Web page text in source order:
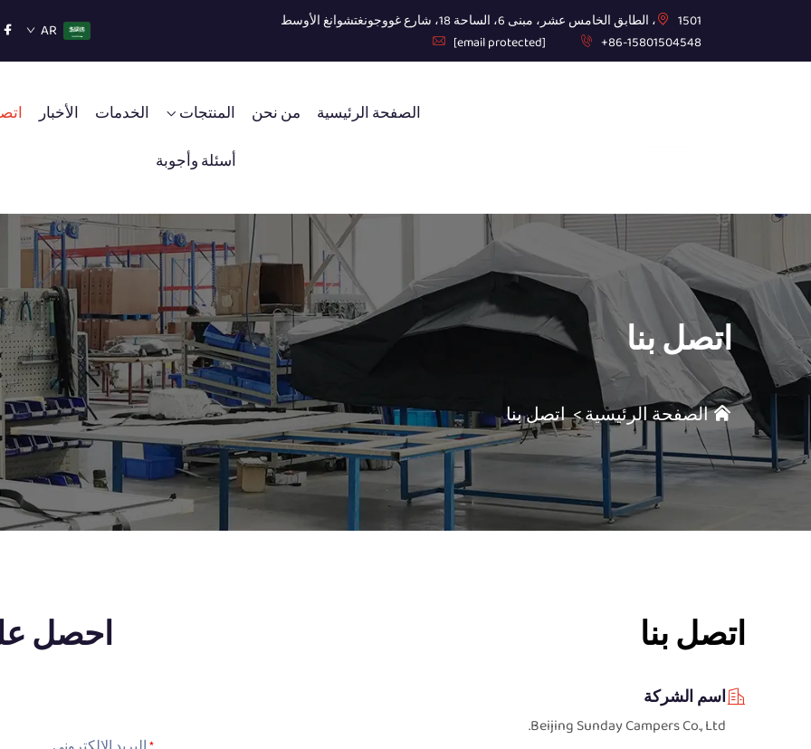
1501، الطابق الخامس عشر، مبنى 6، الساحة 18، شارع غووجونغتشوانغ الأوسط
+86-15801504548
[email protected]
AR
الصفحة الرئيسية من نحن المنتجات الخدمات الأخبار
أسئلة وأجوبة
اتصل بنا
الصفحة الرئيسية>اتصل بنا
اتصل بنا
اسم الشركة
Beijing Sunday Campers Co., Ltd.
احصل